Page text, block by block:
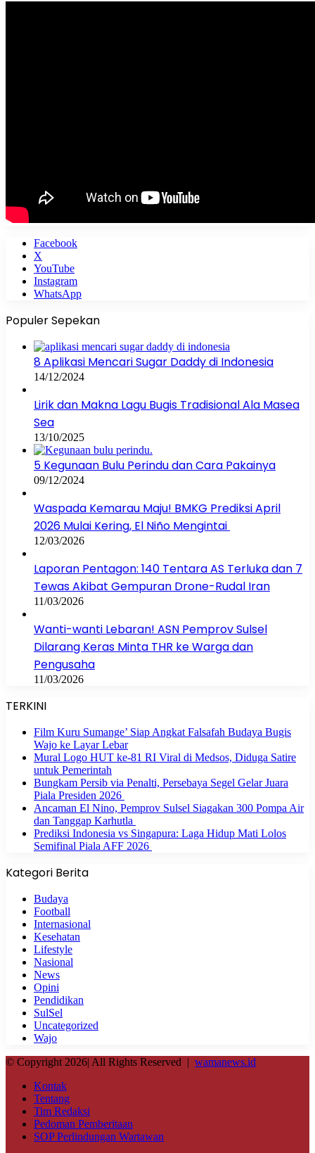
Facebook
X
YouTube
Instagram
WhatsApp
Populer Sepekan
8 Aplikasi Mencari Sugar Daddy di Indonesia
14/12/2024
Lirik dan Makna Lagu Bugis Tradisional Ala Masea
Sea
13/10/2025
5 Kegunaan Bulu Perindu dan Cara Pakainya
09/12/2024
Waspada Kemarau Maju! BMKG Prediksi April
2026 Mulai Kering, El Niño Mengintai
12/03/2026
Laporan Pentagon: 140 Tentara AS Terluka dan 7
Tewas Akibat Gempuran Drone-Rudal Iran
11/03/2026
Wanti-wanti Lebaran! ASN Pemprov Sulsel
Dilarang Keras Minta THR ke Warga dan
Pengusaha
11/03/2026
TERKINI
Film Kuru Sumange’ Siap Angkat Falsafah Budaya Bugis
Wajo ke Layar Lebar
Mural Logo HUT ke-81 RI Viral di Medsos, Diduga Satire
untuk Pemerintah
Bungkam Persib via Penalti, Persebaya Segel Gelar Juara
Piala Presiden 2026
Ancaman El Nino, Pemprov Sulsel Siagakan 300 Pompa Air
dan Tanggap Karhutla
Prediksi Indonesia vs Singapura: Laga Hidup Mati Lolos
Semifinal Piala AFF 2026
Kategori Berita
Budaya
Football
Internasional
Kesehatan
Lifestyle
Nasional
News
Opini
Pendidikan
SulSel
Uncategorized
Wajo
© Copyright 2026| All Rights Reserved | wamanews.id
Kontak
Tentang
Tim Redaksi
Pedoman Pemberitaan
SOP Perlindungan Wartawan